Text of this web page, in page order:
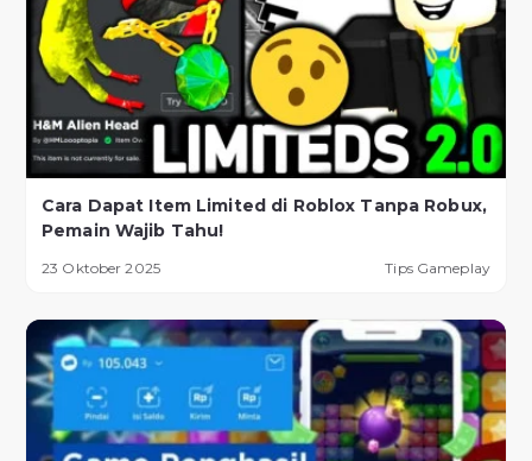
Cara Dapat Item Limited di Roblox Tanpa Robux,
Pemain Wajib Tahu!
23 Oktober 2025 Tips Gameplay